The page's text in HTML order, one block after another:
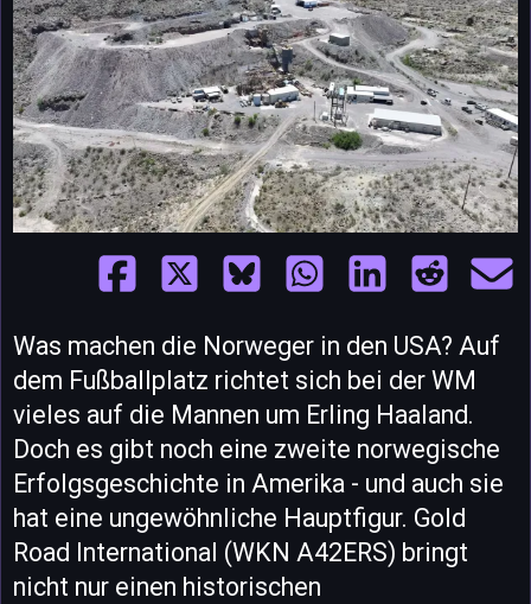
Was machen die Norweger in den USA? Auf
dem Fußballplatz richtet sich bei der WM
vieles auf die Mannen um Erling Haaland.
Doch es gibt noch eine zweite norwegische
Erfolgsgeschichte in Amerika - und auch sie
hat eine ungewöhnliche Hauptfigur. Gold
Road International (WKN A42ERS) bringt
nicht nur einen historischen